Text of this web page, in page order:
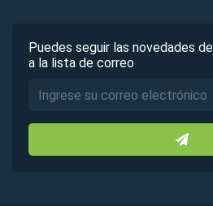
Puedes seguir las novedades
a la lista de correo